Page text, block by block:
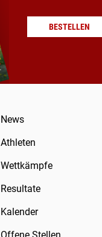
BESTELLEN
News
Athleten
Wettkämpfe
Resultate
Kalender